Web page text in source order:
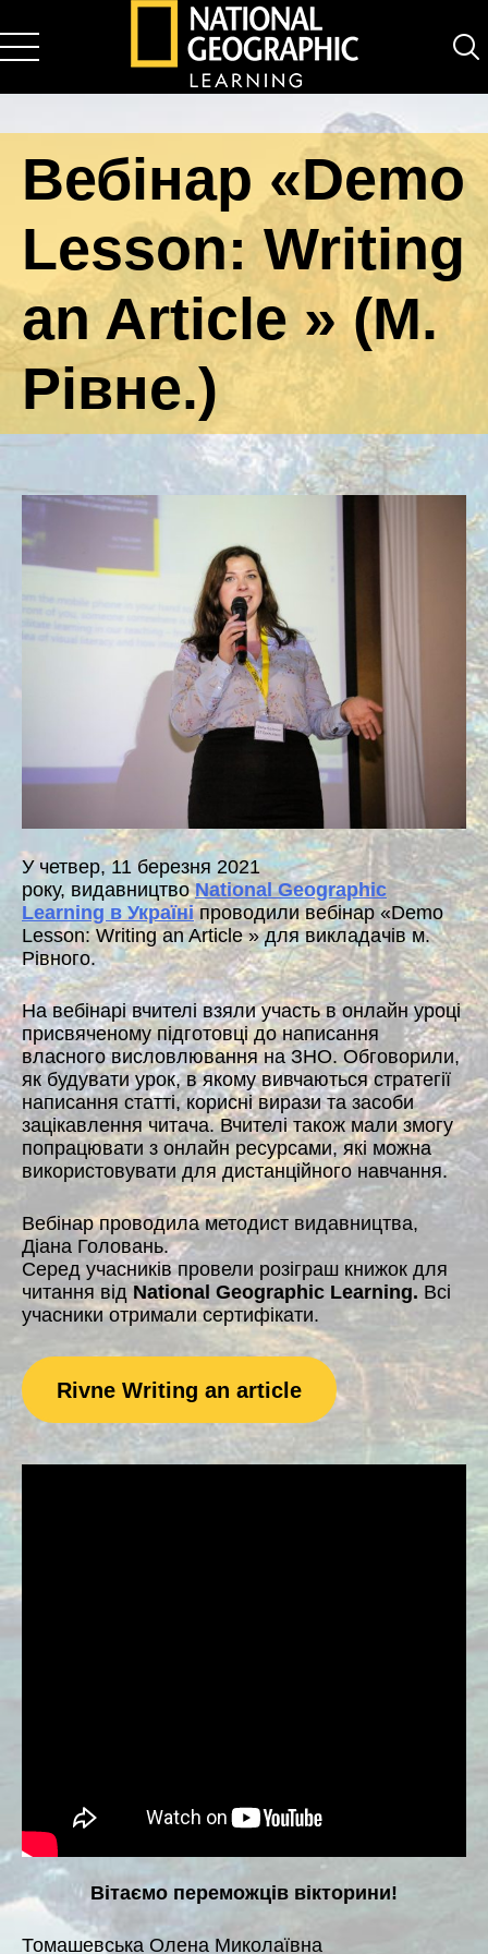
National Geographic Learning
Вебінар «Demo
Lesson: Writing
an Article » (М.
Рівне.)
У четвер, 11 березня 2021
року, видавництвоNational Geographic
Learning в Україніпроводили вебінар «Demo
Lesson: Writing an Article » для викладачів м.
Рівного.
На вебінарі вчителі взяли участь в онлайн уроці
присвяченому підготовці до написання
власного висловлювання на ЗНО. Обговорили,
як будувати урок, в якому вивчаються стратегії
написання статті, корисні вирази та засоби
зацікавлення читача. Вчителі також мали змогу
попрацювати з онлайн ресурсами, які можна
використовувати для дистанційного навчання.
Вебінар проводила методист видавництва,
Діана Головань.
Серед учасників провели розіграш книжок для
читання від National Geographic Learning. Всі
учасники отримали сертифікати.
Rivne Writing an article
Вітаємо переможців вікторини!
Томашевська Олена Миколаївна